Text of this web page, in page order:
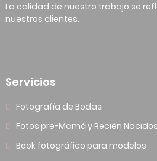
La calidad de nuestro trabajo se
nuestros clientes.
Servicios
Fotografía de Bodas
Fotos pre-Mamá y Recién Nacidos
Book fotográfico para modelos